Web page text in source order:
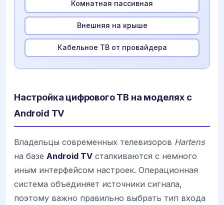
Комнатная пассивная
Внешняя на крыше
Кабельное ТВ от провайдера
Настройка цифрового ТВ на моделях с
Android TV
Владельцы современных телевизоров Hartens
на базе Android TV сталкиваются с немного
иным интерфейсом настроек. Операционная
система объединяет источники сигнала,
поэтому важно правильно выбрать тип входа